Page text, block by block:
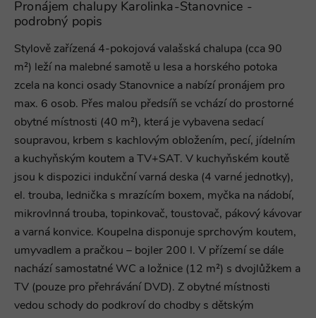
Pronájem chalupy Karolinka-Stanovnice -
podrobný popis
Stylově zařízená 4-pokojová valašská chalupa (cca 90
m²) leží na malebné samotě u lesa a horského potoka
zcela na konci osady Stanovnice a nabízí pronájem pro
max. 6 osob. Přes malou předsíň se vchází do prostorné
obytné místnosti (40 m²), která je vybavena sedací
soupravou, krbem s kachlovým obložením, pecí, jídelním
a kuchyňským koutem a TV+SAT. V kuchyňském koutě
jsou k dispozici indukční varná deska (4 varné jednotky),
el. trouba, lednička s mrazícím boxem, myčka na nádobí,
mikrovlnná trouba, topinkovač, toustovač, pákový kávovar
a varná konvice. Koupelna disponuje sprchovým koutem,
umyvadlem a pračkou – bojler 200 l. V přízemí se dále
nachází samostatné WC a ložnice (12 m²) s dvojlůžkem a
TV (pouze pro přehrávání DVD). Z obytné místnosti
vedou schody do podkroví do chodby s dětským